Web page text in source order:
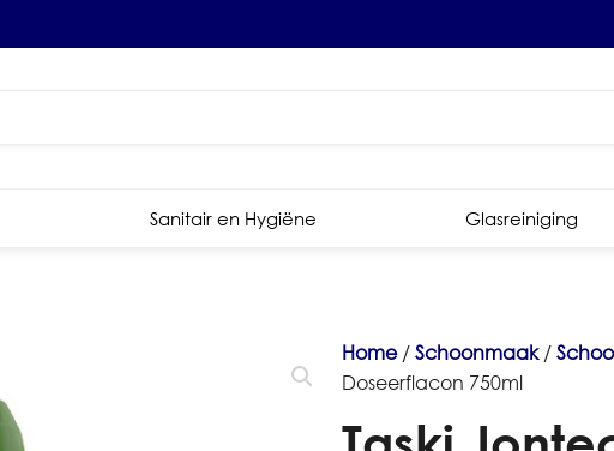
Sanitair en Hygiëne Glasreiniging
Home/Schoonmaak/
Doseerflacon 750ml